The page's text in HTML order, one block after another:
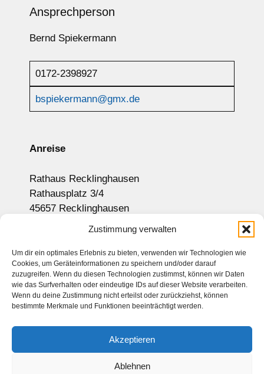
Zustimmung verwalten
Um dir ein optimales Erlebnis zu bieten, verwenden wir Technologien wie
Cookies, um Geräteinformationen zu speichern und/oder darauf
zuzugreifen. Wenn du diesen Technologien zustimmst, können wir Daten
wie das Surfverhalten oder eindeutige IDs auf dieser Website verarbeiten.
Wenn du deine Zustimmung nicht erteilst oder zurückziehst, können
bestimmte Merkmale und Funktionen beeinträchtigt werden.
Akzeptieren
Ablehnen
Ansprechperson
Bernd Spiekermann
0172-2398927
bspiekermann@gmx.de
Anreise
Rathaus Recklinghausen
Rathausplatz 3/4
45657 Recklinghausen
Newsletter
Sitemap
Haftungsausschluss